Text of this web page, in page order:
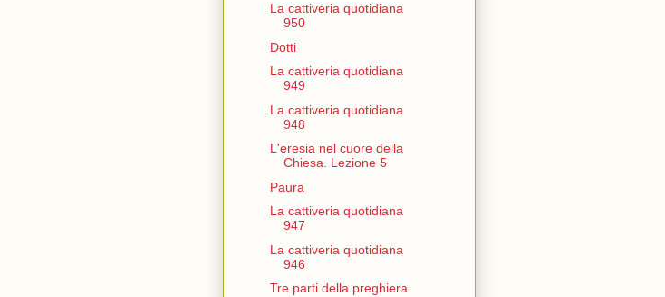
La cattiveria quotidiana
950
Dotti
La cattiveria quotidiana
949
La cattiveria quotidiana
948
L'eresia nel cuore della
Chiesa. Lezione 5
Paura
La cattiveria quotidiana
947
La cattiveria quotidiana
946
Tre parti della preghiera